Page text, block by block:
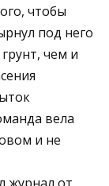
чтобы
под него
чем и
вела
и не